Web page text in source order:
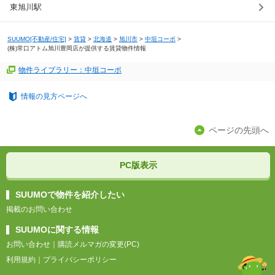
東旭川駅
SUUMO[不動産/住宅] > 賃貸 > 北海道 > 旭川市 > 中垣コーポ >
(株)常口アトム旭川豊岡店が提供する賃貸物件情報
物件ライブラリー：中垣コーポ
情報の見方ページへ
ページの先頭へ
PC版表示
SUUMOで物件を紹介したい
掲載のお問い合わせ
SUUMOに関する情報
お問い合わせ
購読メルマガの変更(PC)
利用規約
プライバシーポリシー